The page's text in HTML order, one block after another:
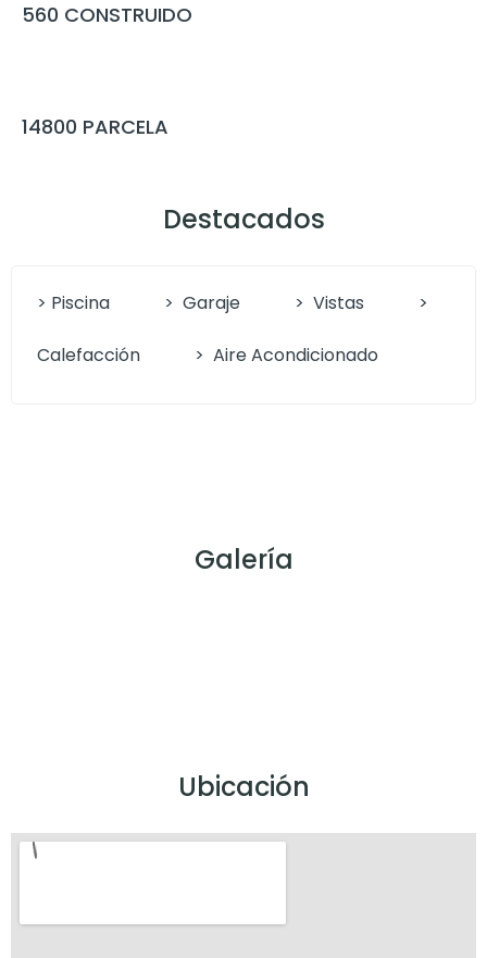
560 CONSTRUIDO
14800 PARCELA
Destacados
> Piscina > Garaje > Vistas >
Calefacción > Aire Acondicionado
Galería
Ubicación